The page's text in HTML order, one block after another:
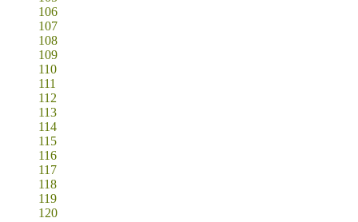
106
107
108
109
110
111
112
113
114
115
116
117
118
119
120